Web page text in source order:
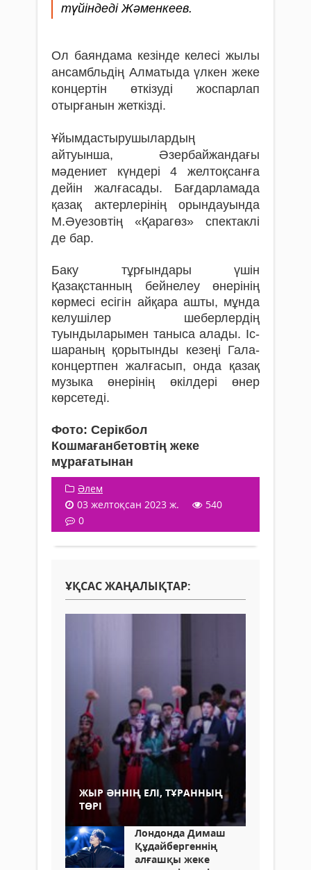
түйіндеді Жәменкеев.
Ол баяндама кезінде келесі жылы
ансамбльдің Алматыда үлкен жеке
концертін өткізуді жоспарлап
отырғанын жеткізді.
Ұйымдастырушылардың
айтуынша, Әзербайжандағы
мәдениет күндері 4 желтоқсанға
дейін жалғасады. Бағдарламада
қазақ актерлерінің орындауында
М.Әуезовтің «Қарагөз» спектаклі
де бар.
Баку тұрғындары үшін
Қазақстанның бейнелеу өнерінің
көрмесі есігін айқара ашты, мұнда
келушілер шеберлердің
туындыларымен таныса алады. Іс-
шараның қорытынды кезеңі Гала-
концертпен жалғасып, онда қазақ
музыка өнерінің өкілдері өнер
көрсетеді.
Фото: Серікбол
Кошмағанбетовтің жеке
мұрағатынан
Әлем
03 желтоқсан 2023 ж.
540
0
ҰҚСАС ЖАҢАЛЫҚТАР:
ЖЫР ӘННІҢ ЕЛІ, ТҰРАННЫҢ
ТӨРІ
Лондонда Димаш
Құдайбергеннің
алғашқы жеке